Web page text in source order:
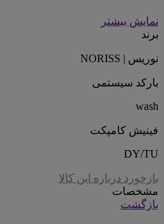
نمایش بیشتر
برند
نوریس | NORISS
بارکد سیستمی
wash
فینیش کامپکت
DY/TU
بازخورد درباره این کالا
مشخصات
بازگشت